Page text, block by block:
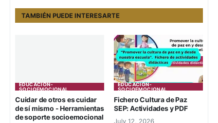
TAMBIÉN PUEDE INTERESARTE
EDUCACION-
SOCIOEMOCIONAL
Cuidar de otros es cuidar
de sí mismo - Herramientas
de soporte socioemocional
EDUCACION-
SOCIOEMOCIONAL
Fichero Cultura de Paz
SEP: Actividades y PDF
July 12, 2026